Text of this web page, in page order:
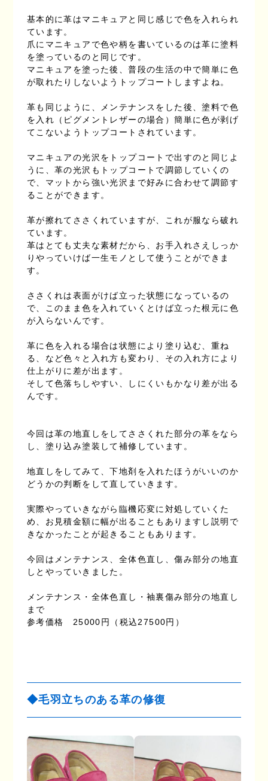
基本的に革はマニキュアと同じ感じで色を入れられ
ています。
爪にマニキュアで色や柄を書いているのは革に塗料
を塗っているのと同じです。
マニキュアを塗った後、普段の生活の中で簡単に色
が取れたりしないようトップコートしますよね。
革も同じように、メンテナンスをした後、塗料で色
を入れ（ピグメントレザーの場合）簡単に色が剥げ
てこないようトップコートされています。
マニキュアの光沢をトップコートで出すのと同じよ
うに、革の光沢もトップコートで調節していくの
で、マットから強い光沢まで好みに合わせて調節す
ることができます。
革が擦れてささくれていますが、これが服なら破れ
ています。
革はとても丈夫な素材だから、お手入れさえしっか
りやっていけば一生モノとして使うことができま
す。
ささくれは表面がけば立った状態になっているの
で、このまま色を入れていくとけば立った根元に色
が入らないんです。
革に色を入れる場合は状態により塗り込む、重ね
る、など色々と入れ方も変わり、その入れ方により
仕上がりに差が出ます。
そして色落ちしやすい、しにくいもかなり差が出る
んです。
今回は革の地直しをしてささくれた部分の革をなら
し、塗り込み塗装して補修しています。
地直しをしてみて、下地剤を入れたほうがいいのか
どうかの判断をして直していきます。
実際やっていきながら臨機応変に対処していくた
め、お見積金額に幅が出ることもありますし説明で
きなかったことが起きることもあります。
今回はメンテナンス、全体色直し、傷み部分の地直
しとやっていきました。
メンテナンス・全体色直し・袖裏傷み部分の地直し
まで
参考価格 25000円（税込27500円）
◆毛羽立ちのある革の修復